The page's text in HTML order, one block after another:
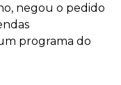
negou o pedido
programa do